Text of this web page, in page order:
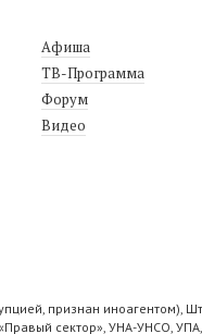
Афиша
ТВ-Программа
Форум
Видео
признан иноагентом),
сектор», УНА-УНСО,